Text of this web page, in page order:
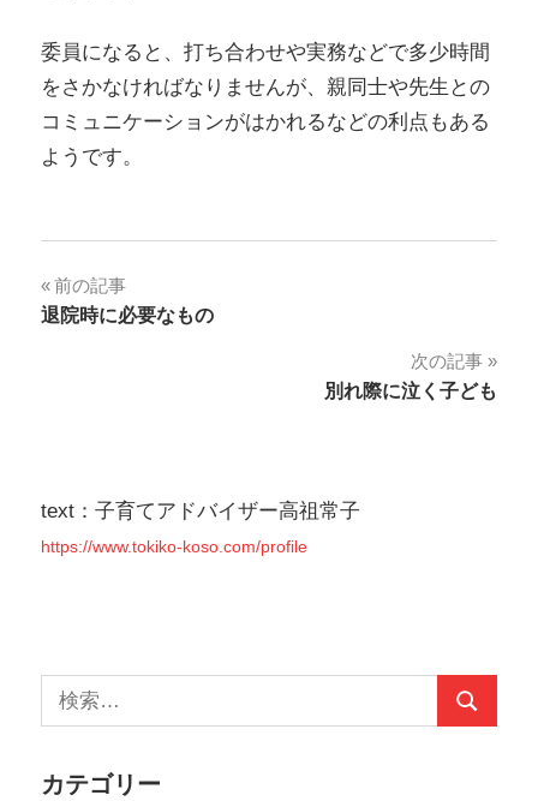
委員になると、打ち合わせや実務などで多少時間
をさかなければなりませんが、親同士や先生との
コミュニケーションがはかれるなどの利点もある
ようです。
投
ー
ン
前の記事
退院時に必要なもの
次の記事
別れ際に泣く子ども
text：子育てアドバイザー高祖常子
https://www.tokiko-koso.com/profile
検
索:
検
カテゴリー